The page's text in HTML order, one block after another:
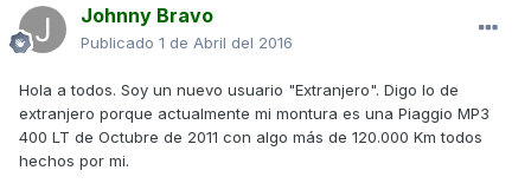
Johnny Bravo
Publicado 1 de Abril del 2016
Hola a todos. Soy un nuevo usuario "Extranjero". Digo lo de
extranjero porque actualmente mi montura es una Piaggio MP3
400 LT de Octubre de 2011 con algo más de 120.000 Km todos
hechos por mi.